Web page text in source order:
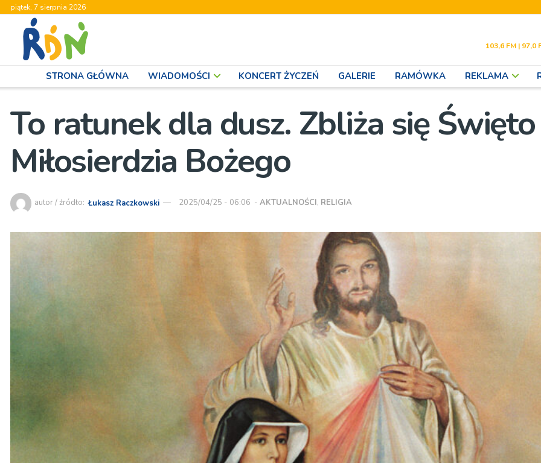
piątek, 7 sierpnia 2026
103,6 FM | 97,0
STRONA GŁÓWNA WIADOMOŚCI KONCERT ŻYCZEŃ GALERIE RAMÓWKA REKLAMA
To ratunek dla dusz. Zbliża się Święto
Miłosierdzia Bożego
autor / źródło: Łukasz Raczkowski 2025/04/25 - 06:06 - AKTUALNOŚCI, RELIGIA